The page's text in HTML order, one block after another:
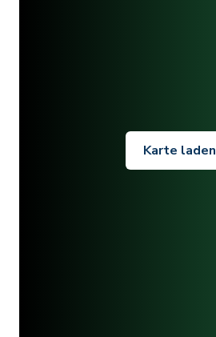
Karte laden